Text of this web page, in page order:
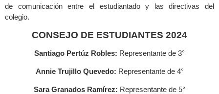
de comunicación entre el estudiantado y las directivas del
colegio.
CONSEJO DE ESTUDIANTES 2024
Santiago Pertúz Robles: Representante de 3°
Annie Trujillo Quevedo: Representante de 4°
Sara Granados Ramírez: Representante de 5°